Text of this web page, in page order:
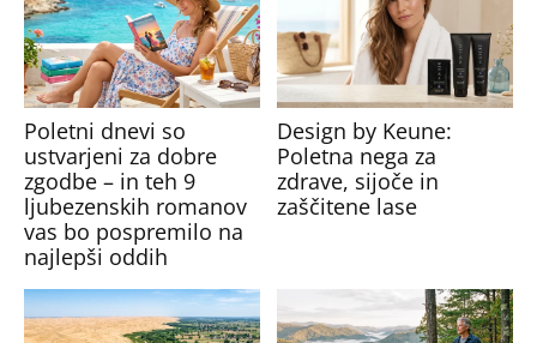
Poletni dnevi so
ustvarjeni za dobre
zgodbe – in teh 9
ljubezenskih romanov
vas bo pospremilo na
najlepši oddih
Design by Keune:
Poletna nega za
zdrave, sijoče in
zaščitene lase